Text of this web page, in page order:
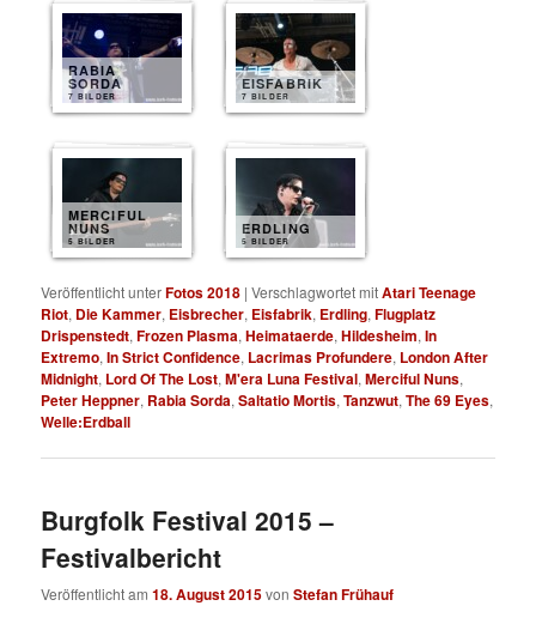
RABIA
SORDA
7 BILDER
EISFABRIK
7 BILDER
MERCIFUL
NUNS
5 BILDER
ERDLING
5 BILDER
Veröffentlicht unterFotos 2018 |Verschlagwortet mitAtari Teenage
Riot, Die Kammer, Eisbrecher, Eisfabrik, Erdling,Flugplatz
Drispenstedt,Frozen Plasma,Heimataerde,Hildesheim,In
Extremo,In Strict Confidence, Lacrimas Profundere, London After
Midnight, Lord Of The Lost,M'era Luna Festival,Merciful Nuns,
Peter Heppner, Rabia Sorda,Saltatio Mortis,Tanzwut,The 69 Eyes,
Welle:Erdball
Burgfolk Festival 2015 –
Festivalbericht
Veröffentlicht am18. August 2015vonStefan Frühauf